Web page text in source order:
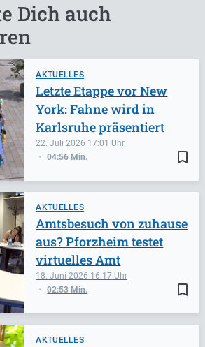
Dich auch
AKTUELLES
bookmark_border
22. Juli 2026 17:01
04:56 Min.
Letzte Etappe vor New
York: Fahne wird in
Karlsruhe präsentiert
AKTUELLES
bookmark_border
18. Juni 2026 16:17
02:53 Min.
Amtsbesuch von zuhause
aus? Pforzheim testet
virtuelles Amt
AKTUELLES